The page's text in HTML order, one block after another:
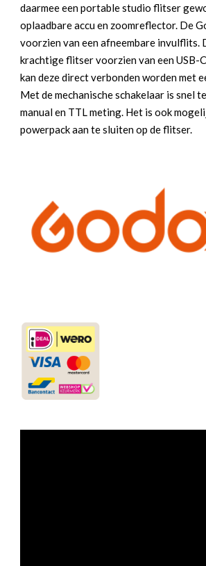
daarmee een portable studio flitser
oplaadbare accu en zoomreflector. De
voorzien van een afneembare invulflits.
krachtige flitser voorzien van een USB-
kan deze direct verbonden worden met
Met de mechanische schakelaar is snel
manual en TTL meting. Het is ook
powerpack aan te sluiten op de flitser.